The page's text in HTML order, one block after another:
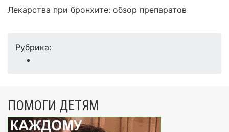
Лекарства при бронхите: обзор препаратов
Рубрика:
ПОМОГИ ДЕТЯМ